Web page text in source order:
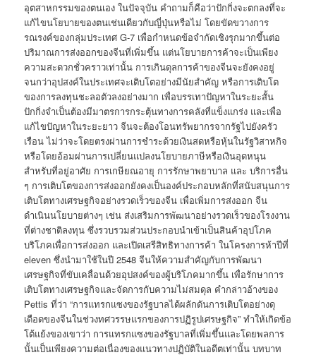
อุตสาหกรรมของตนเอง ในปัจจุบัน คำถามก็คือว่าปักกิ่งจะตกลงที่จะ
แก้ไขนโยบายของตนเช่นเดียวกับญี่ปุ่นหรือไม่ โดยขัดขวางการ
รณรงค์ของกลุ่มประเทศ G-7 เพื่อกำหนดข้อจำกัดเชิงรุกมากขึ้นต่อ
ปริมาณการส่งออกของจีนที่เพิ่มขึ้น แต่นโยบายการค้าจะเป็นเพียง
ความสะดวกชั่วคราวเท่านั้น การเกินดุลการค้าของจีนจะยังคงอยู่
จนกว่าอุปสงค์ในประเทศจะเติบโตอย่างมีนัยสำคัญ หรือการเติบโต
ของการลงทุนชะลอตัวลงอย่างมาก เพื่อบรรเทาปัญหาในระยะสั้น
ปักกิ่งจำเป็นต้องมีมาตรการกระตุ้นทางการคลังที่แข็งแกร่ง และเพื่อ
แก้ไขปัญหาในระยะยาว จีนจะต้องโอนทรัพยากรจากรัฐไปยังครัว
เรือน ไม่ว่าจะโดยตรงผ่านการชำระด้วยเงินสดหรือหุ้นในรัฐวิสาหกิจ
หรือโดยอ้อมผ่านการเปลี่ยนแปลงนโยบายภาษีหรือเงินอุดหนุน
สำหรับที่อยู่อาศัย การเกษียณอายุ การรักษาพยาบาล และ บริการอื่น
ๆ การเติบโตของการส่งออกยังคงเป็นองค์ประกอบหลักที่สนับสนุนการ
เติบโตทางเศรษฐกิจอย่างรวดเร็วของจีน เพื่อเพิ่มการส่งออก จีน
ดำเนินนโยบายต่างๆ เช่น ส่งเสริมการพัฒนาอย่างรวดเร็วของโรงงาน
ที่ต่างชาติลงทุน ซึ่งรวบรวมส่วนประกอบนำเข้าเป็นสินค้าอุปโภค
บริโภคเพื่อการส่งออก และเปิดเสรีสิทธิทางการค้า ในโครงการห้าปีที่
eleven ซึ่งนำมาใช้ในปี 2548 จีนให้ความสำคัญกับการพัฒนา
เศรษฐกิจที่ขับเคลื่อนด้วยอุปสงค์ของผู้บริโภคมากขึ้น เพื่อรักษาการ
เติบโตทางเศรษฐกิจและจัดการกับความไม่สมดุล คำกล่าวอ้างของ
Pettis ที่ว่า “การแทรกแซงของรัฐบาลได้ผลักดันการเติบโตอย่างดุ
เดือดของจีนในช่วงทศวรรษแรกของการปฏิรูปเศรษฐกิจ” ทำให้เกิดข้อ
โต้แย้งของเขาว่า การแทรกแซงของรัฐบาลที่เพิ่มขึ้นและโดยพลการ
นั้นเป็นเพียงความต่อเนื่องของแนวทางปฏิบัติในอดีตเท่านั้น บทบาท